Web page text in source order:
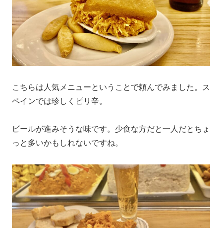
こちらは人気メニューということで頼んでみました。ス
ペインでは珍しくピリ辛。
ビールが進みそうな味です。少食な方だと一人だとちょ
っと多いかもしれないですね。